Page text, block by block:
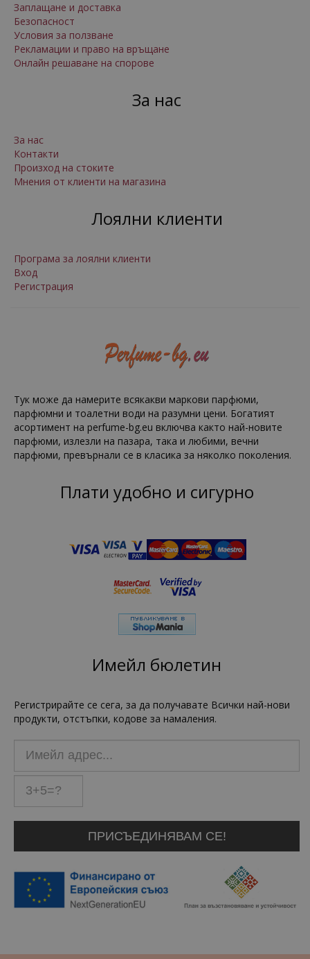
Заплащане и доставка
Безопасност
Условия за ползване
Рекламации и право на връщане
Онлайн решаване на спорове
За нас
За нас
Контакти
Произход на стоките
Мнения от клиенти на магазина
Лоялни клиенти
Програма за лоялни клиенти
Вход
Регистрация
Тук може да намерите всякакви маркови парфюми,
парфюмни и тоалетни води на разумни цени. Богатият
асортимент на perfume-bg.eu включва както най-новите
парфюми, излезли на пазара, така и любими, вечни
парфюми, превърнали се в класика за няколко поколения.
Плати удобно и сигурно
Имейл бюлетин
Регистрирайте се сега, за да получавате Всички най-нови
продукти, отстъпки, кодове за намаления.